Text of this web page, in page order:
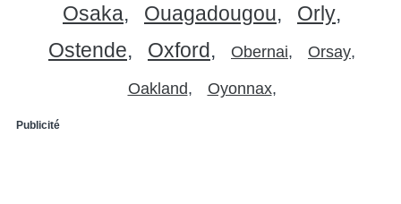
Osaka Ouagadougou
Orly
Ostende
Oxford Obernai Orsay
Oakland Oyonnax
Publicité